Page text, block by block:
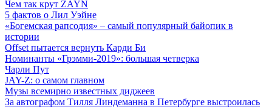
Чем так крут ZAYN
5 фактов о Лил Уэйне
«Богемская рапсодия» – самый популярный байопик в
истории
Offset пытается вернуть Карди Би
Номинанты «Грэмми-2019»: большая четверка
Чарли Пут
JAY-Z: о самом главном
Музы всемирно известных диджеев
За автографом Тилля Линдеманна в Петербурге выстроилась